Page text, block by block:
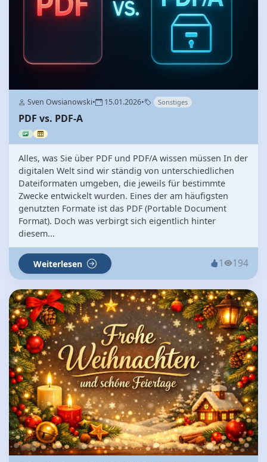
Sven Owsianowski• 15.01.2026• Sonstiges
PDF vs. PDF-A
Alles, was Sie über PDF und PDF/A wissen müssen In der
digitalen Welt sind wir ständig von unterschiedlichen
Dateiformaten umgeben, die jeweils für bestimmte
Zwecke entwickelt wurden. Eines der am häufigsten
genutzten Formate ist das PDF (Portable Document
Format). Doch was verbirgt sich eigentlich hinter
diesem...
Weiterlesen 1 194